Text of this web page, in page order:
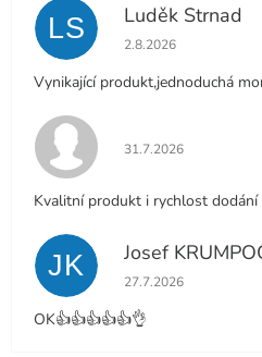
LS Luděk Strnad
Hodnocení obchodu
2.8.2026
Vynikající produkt,jednoduchá
Hodnocení obchodu
31.7.2026
Kvalitní produkt i rychlost dodání
JK Josef
Hodnocení obchodu
27.7.2026
OK👍👍👍👍👍👌